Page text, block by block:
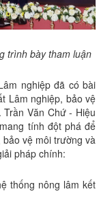
trình bày tham luận
nghiệp đã có bài
Lâm nghiệp, bảo vệ
Văn Chứ - Hiệu
tính đột phá để
vệ môi trường và
pháp chính:
thống nông lâm kết